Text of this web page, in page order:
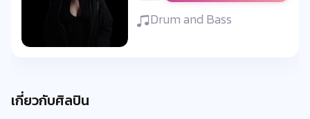
Drum and Bass
เกี่ยวกับศิลปิน